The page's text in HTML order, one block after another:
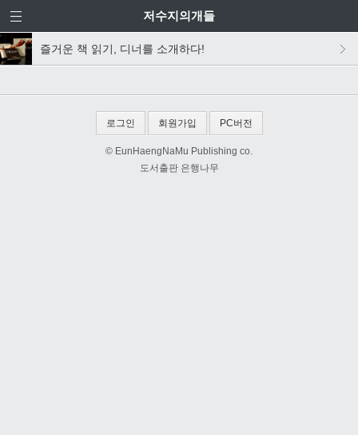
저수지의개들
즐거운 책 읽기, 디너를 소개하다!
로그인 회원가입 PC버전
© EunHaengNaMu Publishing co.
도서출판 은행나무